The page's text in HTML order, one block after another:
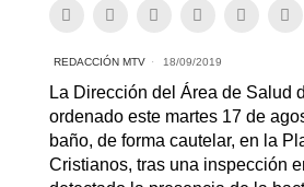
REDACCIÓN MTV 18/09/2019
La Dirección del Área de Salud
ordenado este martes 17 de
baño, de forma cautelar, en la
Cristianos, tras una inspección